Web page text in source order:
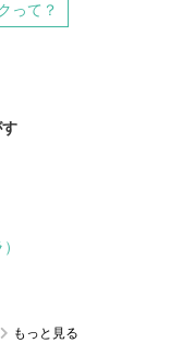
って？
もっと見る